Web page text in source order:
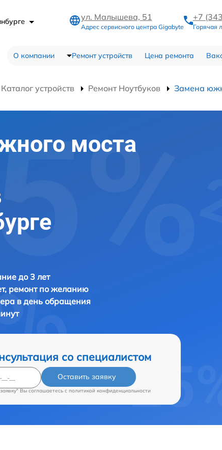
ул. Малышева, 51
Адрес сервисного центра Gigabyte
+7
Горячая
О компании Ремонт устройств Цена ремонта
Каталог устройств Ремонт Ноутбуков Замена
моста
до 3 лет
ремонт по желанию
в день обращения
со специалистом
Оставить заявку
Вы соглашаетесь c политикой конфиденциальности